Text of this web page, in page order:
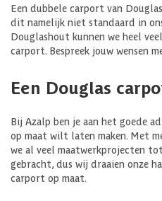
Een dubbele carport van
dit namelijk niet standaard in
Douglashout kunnen we heel
carport. Bespreek jouw wensen
Een Douglas
Bij Azalp ben je aan het goede
op maat wilt laten maken. Met
we al veel maatwerkprojecten
gebracht, dus wij draaien onze
carport op maat.